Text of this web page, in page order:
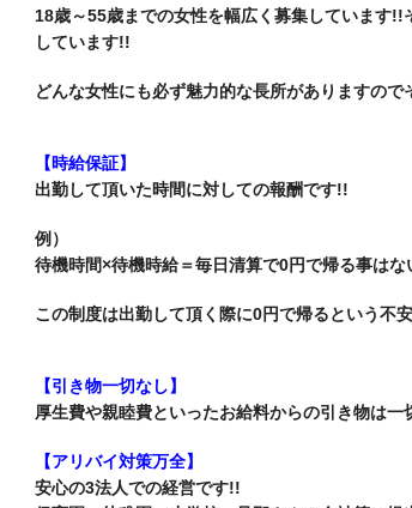
18歳～55歳までの女性を幅広く募集しています!!
しています!!
どんな女性にも必ず魅力的な長所がありますの
【時給保証】
出勤して頂いた時間に対しての報酬です!!
例）
待機時間×待機時給＝毎日清算で0円で帰る事はな
この制度は出勤して頂く際に0円で帰るという不
【引き物一切なし】
厚生費や親睦費といったお給料からの引き物は一
【アリバイ対策万全】
安心の3法人での経営です!!